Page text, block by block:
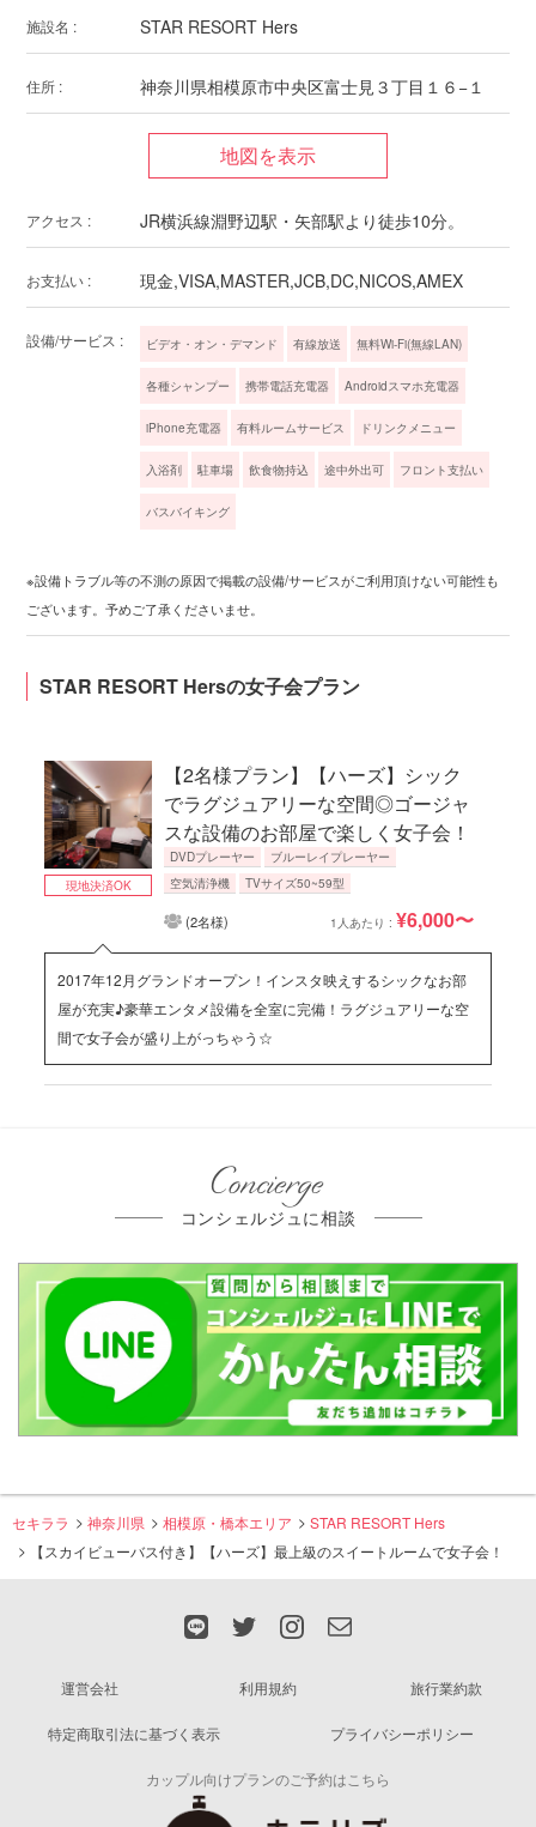
施設名 : STAR RESORT Hers
住所 : 神奈川県相模原市中央区富士見３丁目１６−１
アクセス : JR横浜線淵野辺駅・矢部駅より徒歩10分。
お支払い : 現金,VISA,MASTER,JCB,DC,NICOS,AMEX
設備/サービス : ビデオ・オン・デマンド 有線放送 無料Wi-Fi(無線LAN)
各種シャンプー 携帯電話充電器 Androidスマホ充電器
iPhone充電器 有料ルームサービス ドリンクメニュー
入浴剤 駐車場 飲食物持込 途中外出可 フロント支払い
バスバイキング
※設備トラブル等の不測の原因で掲載の設備/サービスがご利用頂けない可能性も
ございます。予めご了承くださいませ。
STAR RESORT Hersの女子会プラン
【2名様プラン】【ハーズ】シック
でラグジュアリーな空間◎ゴージャ
スな設備のお部屋で楽しく女子会！
DVDプレーヤー
ブルーレイプレーヤー
空気清浄機
TVサイズ50~59型
(2名様) 1人あたり : ¥6,000〜
現地決済OK
2017年12月グランドオープン！インスタ映えするシックなお部
屋が充実♪豪華エンタメ設備を全室に完備！ラグジュアリーな空
間で女子会が盛り上がっちゃう☆
Concierge
コンシェルジュに相談
セキララ 神奈川県 相模原・橋本エリア
STAR RESORT Hers
【スカイビューバス付き】【ハーズ】最上級のスイートルームで女子会！
運営会社 利用規約 旅行業約款
特定商取引法に基づく表示 プライバシーポリシー
カップル向けプランのご予約はこちら